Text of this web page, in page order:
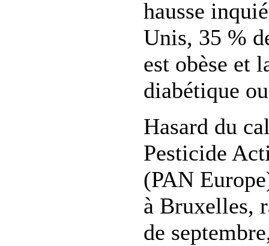
hausse
Unis, 35 %
est obèse et
diabétique
Hasard du
Pesticide
(PAN
à Bruxelles,
de